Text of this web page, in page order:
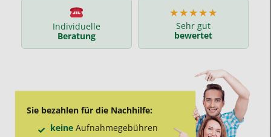
Individuelle
Beratung
★★★★★
Sehr gut
bewertet
Sie bezahlen für die Nachhilfe:
keineAufnahme­gebühren